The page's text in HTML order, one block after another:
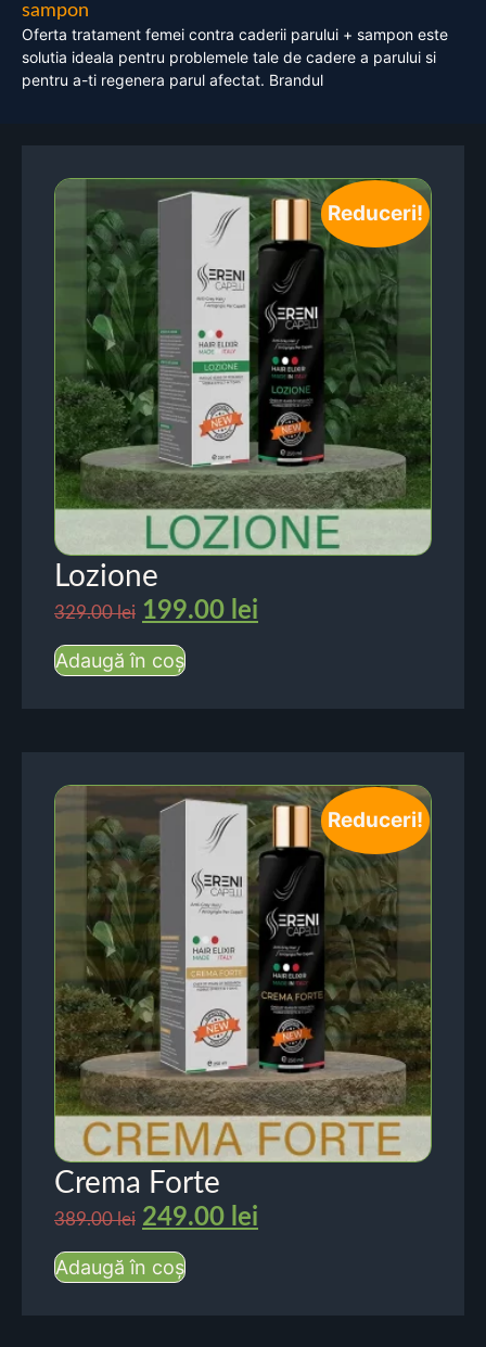
sampon
Oferta tratament femei contra caderii parului + sampon este
solutia ideala pentru problemele tale de cadere a parului si
pentru a-ti regenera parul afectat. Brandul
Reduceri!
Lozione
329.00lei 199.00 lei
Adaugă în coș
Reduceri!
Crema Forte
389.00lei 249.00 lei
Adaugă în coș